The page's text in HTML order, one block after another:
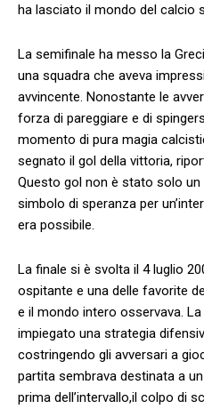
ha lasciato ‌il ⁢mondo del calcio
La semifinale‍ ha messo la⁢
una ‍squadra che ⁢aveva
avvincente. Nonostante le
forza di pareggiare e di
momento di pura magia⁤
segnato ​il gol della vittoria,
Questo gol non è stato solo⁣
simbolo di speranza per
era possibile.
La finale si è svolta il ‌4 luglio
ospitante⁤ e una delle favorite
e il mondo intero osservava.
impiegato una strategia
costringendo gli ⁣avversari‍ a
partita sembrava destinata a
prima‍ dell’intervallo,il ‍colpo di